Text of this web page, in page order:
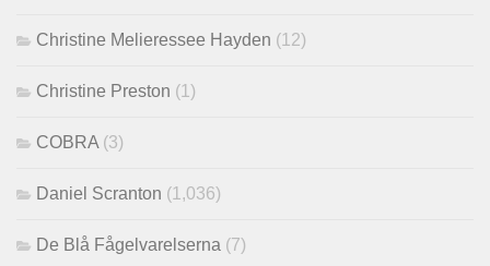
Christine Melieressee Hayden (12)
Christine Preston (1)
COBRA (3)
Daniel Scranton (1,036)
De Blå Fågelvarelserna (7)